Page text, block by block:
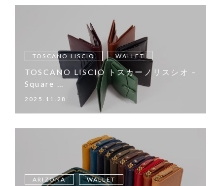
TOSCANO LISCIO WALLET
TOSCANO LISCIO トスカーノリスシオ –
Square …
2025.11.28
ARIZONA WALLET